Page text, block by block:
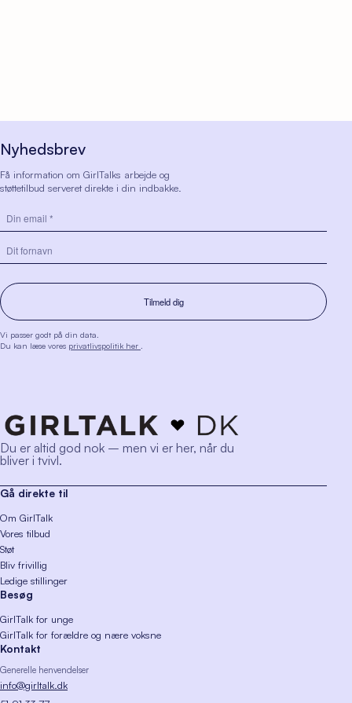
Nyhedsbrev
Få information om GirlTalks arbejde og
støttetilbud serveret direkte i din indbakke.
Vi passer godt på din data.
Du kan læse vores privatlivspolitik her
Du er altid god nok – men vi er her, når du
bliver i tvivl.
Gå direkte til
Om GirlTalk
Vores tilbud
Støt
Bliv frivillig
Ledige stillinger
Besøg
GirlTalk for unge
GirlTalk for forældre og nære voksne
Kontakt
Generelle henvendelser
info@girltalk.dk